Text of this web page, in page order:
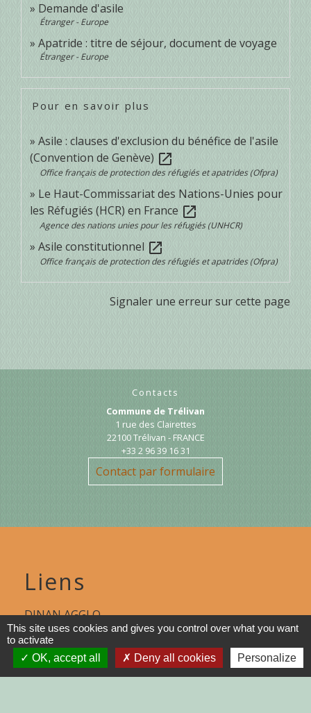
Demande d'asile
Étranger - Europe
Apatride : titre de séjour, document de voyage
Étranger - Europe
Pour en savoir plus
Asile : clauses d'exclusion du bénéfice de l'asile
(Convention de Genève) open_in_new
Office français de protection des réfugiés et apatrides (Ofpra)
Le Haut-Commissariat des Nations-Unies pour
les Réfugiés (HCR) en France open_in_new
Agence des nations unies pour les réfugiés (UNHCR)
Asile constitutionnel open_in_new
Office français de protection des réfugiés et apatrides (Ofpra)
Signaler une erreur sur cette page
Contacts
Commune de Trélivan
1 rue des Clairettes
22100 Trélivan - FRANCE
+33 2 96 39 16 31
Contact par formulaire
Liens
DINAN AGGLO
CINEMAS DINAN
COTES D'ARMOR
This site uses cookies and gives you control over what you want
to activate
OK, accept all
Deny all cookies Personalize